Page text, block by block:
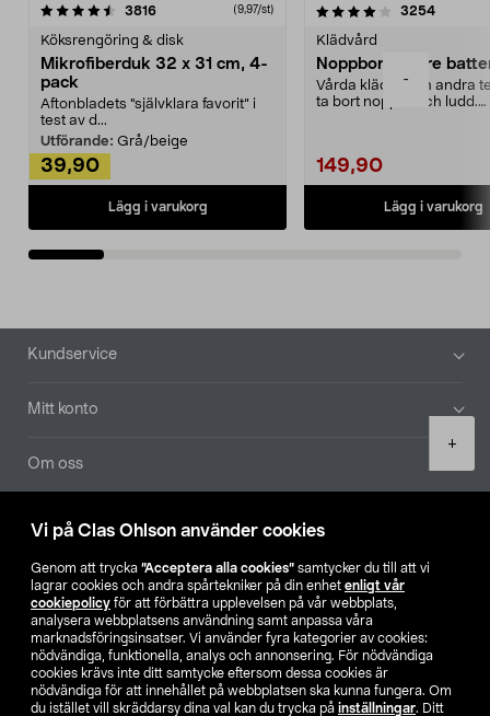
Vi på Clas Ohlson använder cookies
Genom att trycka ”Acceptera alla cookies” samtycker du till att vi
lagrar cookies och andra spårtekniker på din enhet enligt vår
cookiepolicy för att förbättra upplevelsen på vår webbplats,
analysera webbplatsens användning samt anpassa våra
marknadsföringsinsatser. Vi använder fyra kategorier av cookies:
nödvändiga, funktionella, analys och annonsering. För nödvändiga
cookies krävs inte ditt samtycke eftersom dessa cookies är
nödvändiga för att innehållet på webbplatsen ska kunna fungera. Om
du istället vill skräddarsy dina val kan du trycka på inställningar. Ditt
-
+
3816recensioner (9,97/st)
Köksrengöring & disk
Mikrofiberduk 32 x 31 cm, 4-
pack
Aftonbladets "självklara favorit” i
test av d...
Utförande: Grå/beige
39,90
Lägg i varukorg
4.0av 5 stjärnor 3254
Klädvård
Noppborttagare
Vårda kläder och andra
ta bort noppor och ludd.
149,90
Lägg i varukorg
4.5av 5 stjärnor
Sidfot
Kundservice
Mitt konto
Om oss
Aktuellt
Våra bolag
Hitta butik
SE NO FI